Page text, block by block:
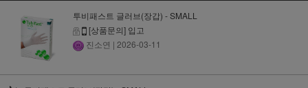
투비패스트 글러브(장갑) - SMALL
[상품문의] 입고
진소연 | 2026-03-11